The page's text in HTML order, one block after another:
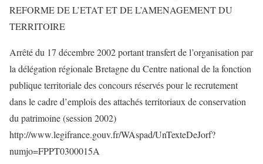
REFORME DE L’ETAT ET DE L’AMENAGEMENT DU
TERRITOIRE
Arrêté du 17 décembre 2002 portant transfert de l’organisation par
la délégation régionale Bretagne du Centre national de la fonction
publique territoriale des concours réservés pour le recrutement
dans le cadre d’emplois des attachés territoriaux de conservation
du patrimoine (session 2002)
http://www.legifrance.gouv.fr/WAspad/UnTexteDeJorf?
numjo=FPPT0300015A